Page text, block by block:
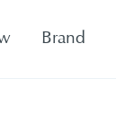
Brand